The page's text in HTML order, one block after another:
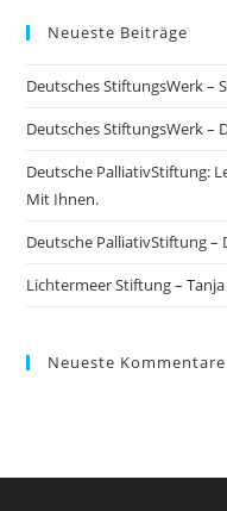
Neueste Beiträge
Deutsches StiftungsWerk –
Deutsches StiftungsWerk –
Deutsche PalliativStiftung:
Mit Ihnen.
Deutsche PalliativStiftung
Lichtermeer Stiftung –
Neueste Kommentare